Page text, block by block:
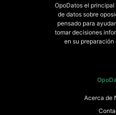
OpoDatos el
de datos sobre
pensado para
tomar decisiones
en su
Acerca de